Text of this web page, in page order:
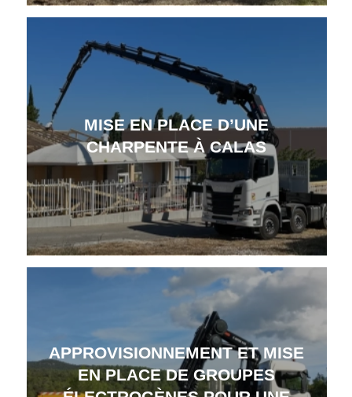
MISE EN PLACE D’UNE
CHARPENTE À CALAS
APPROVISIONNEMENT ET MISE
EN PLACE DE GROUPES